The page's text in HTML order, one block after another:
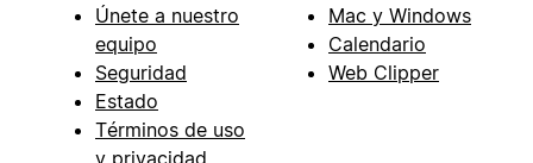
Únete a nuestro
equipo
Seguridad
Estado
Términos de uso
y privacidad
Mac y Windows
Calendario
Web Clipper